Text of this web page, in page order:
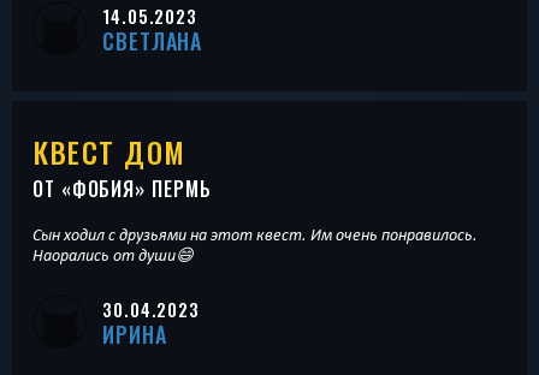
14.05.2023
СВЕТЛАНА
КВЕСТ ДОМ
ОТ «ФОБИЯ» ПЕРМЬ
Сын ходил с друзьями на этот квест. Им очень понравилось.
Наорались от души😄
30.04.2023
ИРИНА